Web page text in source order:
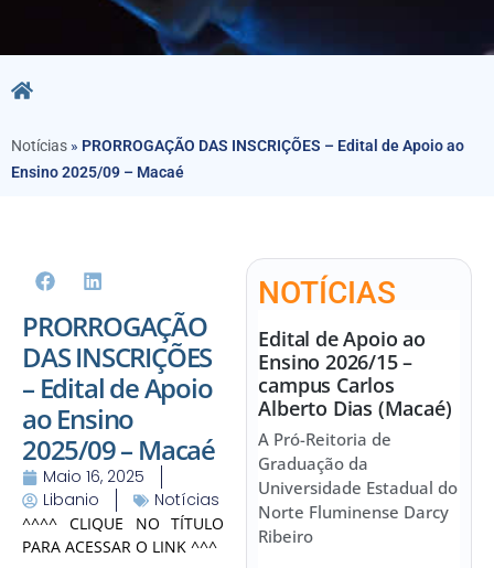
Notícias » PRORROGAÇÃO DAS INSCRIÇÕES – Edital de Apoio ao
Ensino 2025/09 – Macaé
PRORROGAÇÃO
DAS INSCRIÇÕES
– Edital de Apoio
ao Ensino
2025/09 – Macaé
Maio 16, 2025
Libanio
Notícias
^^^^ CLIQUE NO TÍTULO
PARA ACESSAR O LINK ^^^
NOTÍCIAS
Edital de Apoio ao
Ensino 2026/15 –
campus Carlos
Alberto Dias (Macaé)
A Pró-Reitoria de
Graduação da
Universidade Estadual do
Norte Fluminense Darcy
Ribeiro